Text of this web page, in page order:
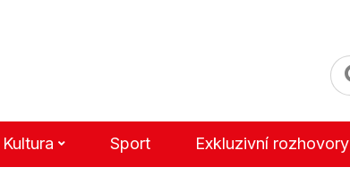
Kultura Sport Exkluzivní rozhovory